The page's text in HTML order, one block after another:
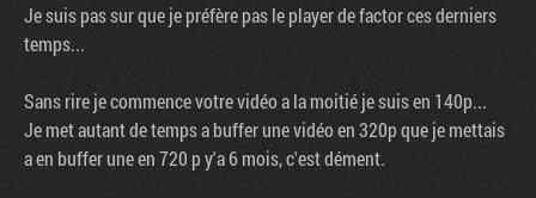
Je suis pas sur que je préfère pas le player de factor ces derniers
temps...
Sans rire je commence votre vidéo a la moitié je suis en 140p...
Je met autant de temps a buffer une vidéo en 320p que je mettais
a en buffer une en 720 p y'a 6 mois, c'est dément.